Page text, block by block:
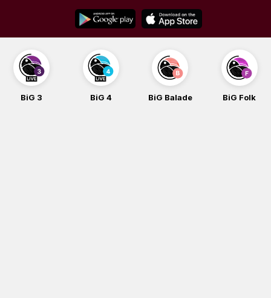
content
BiG 3 BiG 4 BiG Balade BiG Folk